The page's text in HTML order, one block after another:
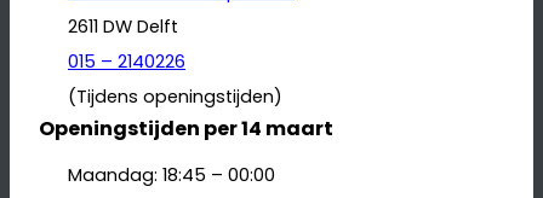
2611 DW Delft
015 – 2140226
(Tijdens openingstijden)
Openingstijden per 14 maart
Maandag: 18:45 – 00:00